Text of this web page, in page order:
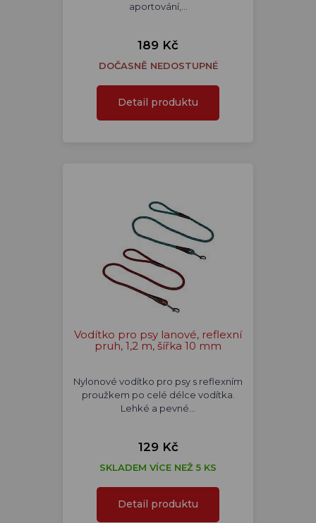
aportování,…
189 Kč
DOČASNĚ NEDOSTUPNÉ
Detail produktu
Vodítko pro psy lanové, reflexní
pruh, 1,2 m, šířka 10 mm
Nylonové vodítko pro psy s reflexním
proužkem po celé délce vodítka.
Lehké a pevné…
129 Kč
SKLADEM VÍCE NEŽ 5 KS
Detail produktu